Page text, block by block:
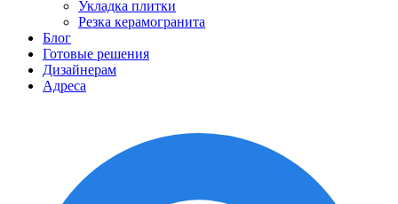
Укладка плитки
Резка керамогранита
Блог
Готовые решения
Дизайнерам
Адреса